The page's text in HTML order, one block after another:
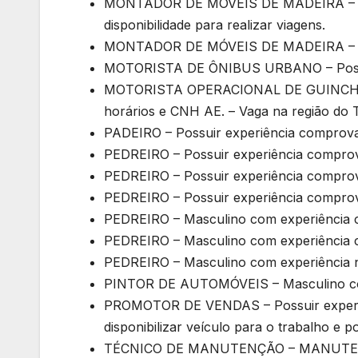
disponibilidade para realizar viagens.
MONTADOR DE MÓVEIS DE
MOTORISTA DE ÔNIBUS URBANO –
MOTORISTA OPERACIONAL DE
horários e CNH AE. – Vaga na região do
PADEIRO – Possuir experiência
PEDREIRO – Possuir experiência
PEDREIRO – Possuir experiência
PEDREIRO – Possuir experiência
PEDREIRO – Masculino com
PEDREIRO – Masculino com
PEDREIRO – Masculino com experiência
PINTOR DE AUTOMÓVEIS – Masculino
PROMOTOR DE VENDAS – Possuir
disponibilizar veículo para o trabalho e
TÉCNICO DE MANUTENÇÃO –